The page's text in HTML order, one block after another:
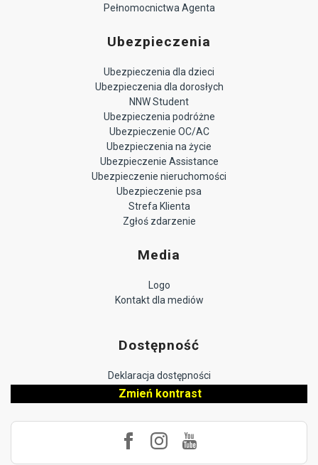
Pełnomocnictwa Agenta
Ubezpieczenia
Ubezpieczenia dla dzieci
Ubezpieczenia dla dorosłych
NNW Student
Ubezpieczenia podróżne
Ubezpieczenie OC/AC
Ubezpieczenia na życie
Ubezpieczenie Assistance
Ubezpieczenie nieruchomości
Ubezpieczenie psa
Strefa Klienta
Zgłoś zdarzenie
Media
Logo
Kontakt dla mediów
Dostępność
Deklaracja dostępności
Zmień kontrast